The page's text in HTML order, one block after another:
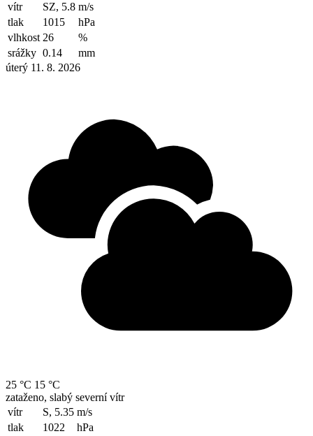
vítr
SZ, 5.8 m/s
tlak
1015
hPa
vlhkost 26
%
srážky 0.14
mm
úterý 11. 8. 2026
25 °C 15 °C
zataženo, slabý severní vítr
vítr
S, 5.35 m/s
tlak
1022
hPa